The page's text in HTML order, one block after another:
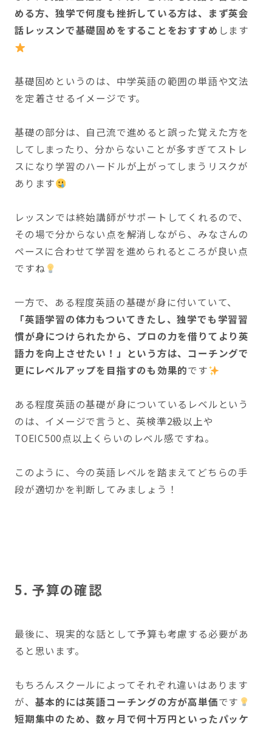
める方、独学で何度も挫折している方は、まず英会
話レッスンで基礎固めをすることをおすすめ します
基礎固めというのは、中学英語の範囲の単語や文法
を定着させるイメージです。
基礎の部分は、自己流で進めると誤った覚えた方を
してしまったり、分からないことが多すぎてストレ
スになり学習のハードルが上がってしまうリスクが
あります
レッスンでは終始講師がサポートしてくれるので、
その場で分からない点を解消しながら、みなさんの
ペースに合わせて学習を進められるところが良い点
ですね
一方で、ある程度英語の基礎が身に付いていて、
「英語学習の体力もついてきたし、独学でも学習習
慣が身につけられたから、プロの力を借りてより英
語力を向上させたい！」という方は、コーチングで
更にレベルアップを目指すのも効果的です
ある程度英語の基礎が身についているレベルという
のは、イメージで言うと、英検準2級以上や
TOEIC500点以上くらいのレベル感ですね。
このように、今の英語レベルを踏まえてどちらの手
段が適切かを判断してみましょう！
5. 予算の確認
最後に、現実的な話として予算も考慮する必要があ
ると思います。
もちろんスクールによってそれぞれ違いはあります
が、 基本的には英語コーチングの方が高単価です
短期集中のため、数ヶ月で何十万円といったパッケ